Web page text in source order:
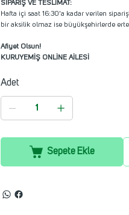
SİPARİŞ VE TESLİMAT:
Hafta içi saat 16:30'a kadar verilen
bir aksilik olmaz ise büyükşehirlerde
Afiyet Olsun!
KURUYEMİŞ ONLİNE AİLESİ
Adet
Sepete Ekle